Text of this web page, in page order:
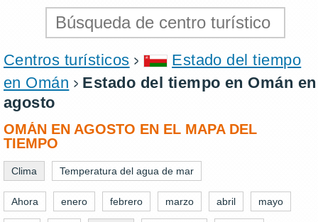
Centros turísticos
Estado del tiempo
en Omán
Estado del tiempo en Omán en
agosto
OMÁN EN AGOSTO EN EL MAPA DEL
TIEMPO
Clima Temperatura del agua de mar
Ahora enero febrero marzo abril mayo